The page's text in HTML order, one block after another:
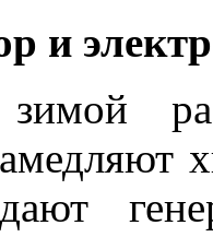
и
зимой